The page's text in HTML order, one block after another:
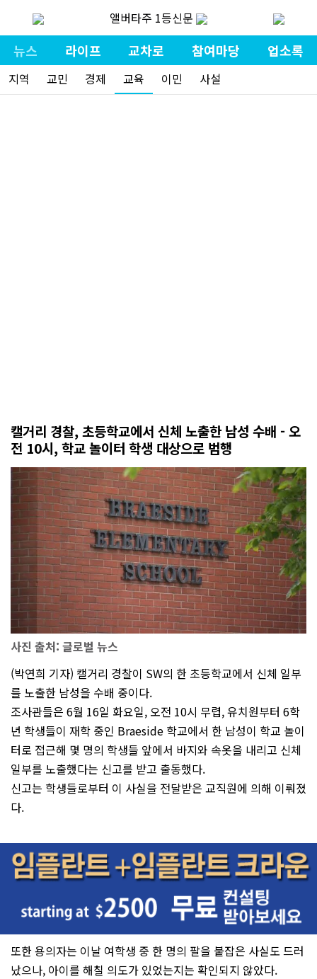
앨버타주 1등신문
뉴스 라이프 교차로 참여마당 업소록
지역 교민 경제 교육 이민 사설
캘거리 경찰, 초등학교에서 신체 노출한 남성 수배 - 오
전 10시, 학교 놀이터 학생 대상으로 범행
사진 출처: 글로벌 뉴스
(박연희 기자) 캘거리 경찰이 SW의 한 초등학교에서 신체 일부
를 노출한 남성을 수배 중이다.
조사관들은 6월 16일 화요일, 오전 10시 무렵, 유치원부터 6학
년 학생들이 재학 중인 Braeside 학교에서 한 남성이 학교 놀이
터로 접근해 몇 명의 학생들 앞에서 바지와 속옷을 내리고 신체
일부를 노출했다는 신고를 받고 출동했다.
신고는 학생들로부터 이 사실을 전달받은 교직원에 의해 이뤄졌
다.
또한 용의자는 이날 여학생 중 한 명의 팔을 붙잡은 사실도 드러
났으나, 아이를 해칠 의도가 있었는지는 확인되지 않았다.